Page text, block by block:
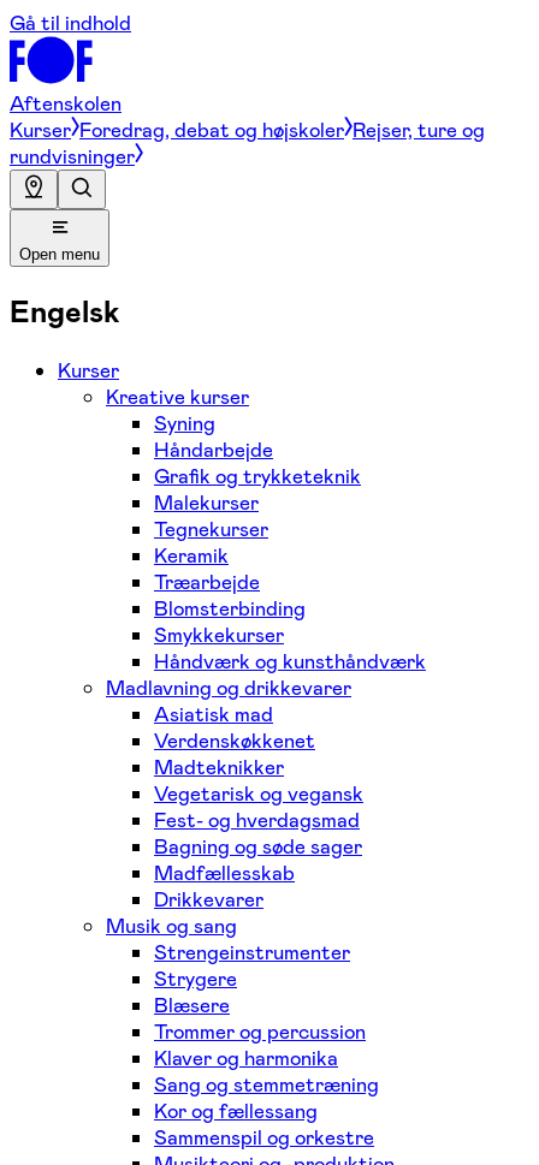
Gå til indhold
Aftenskolen
Kurser Foredrag, debat og højskoler Rejser, ture og
rundvisninger
Open menu
Engelsk
Kurser
Kreative kurser
Syning
Håndarbejde
Grafik og trykketeknik
Malekurser
Tegnekurser
Keramik
Træarbejde
Blomsterbinding
Smykkekurser
Håndværk og kunsthåndværk
Madlavning og drikkevarer
Asiatisk mad
Verdenskøkkenet
Madteknikker
Vegetarisk og vegansk
Fest- og hverdagsmad
Bagning og søde sager
Madfællesskab
Drikkevarer
Musik og sang
Strengeinstrumenter
Strygere
Blæsere
Trommer og percussion
Klaver og harmonika
Sang og stemmetræning
Kor og fællessang
Sammenspil og orkestre